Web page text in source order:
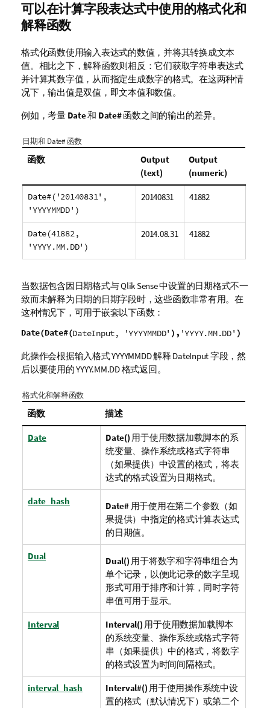
可以在计算字段表达式中使用的格式化和
解释函数
格式化函数使用输入表达式的数值，并将其转换成文本
值。相比之下，解释函数则相反：它们获取字符串表达式
并计算其数字值，从而指定生成数字的格式。在这两种情
况下，输出值是双值，即文本值和数值。
例如，考量 Date和 Date#函数之间的输出的差异。
日期和 Date# 函数
函数
Output
(text)
Output
(numeric)
Date#('20140831',
'YYYYMMDD')
20140831 41882
Date(41882,
'YYYY.MM.DD')
2014.08.31 41882
当数据包含因日期格式与Qlik Sense中设置的日期格式不一
致而未解释为日期的日期字段时，这些函数非常有用。在
这种情况下，可用于嵌套以下函数：
Date(Date#(DateInput, 'YYYYMMDD' ), 'YYYY.MM.DD' )
此操作会根据输入格式YYYYMMDD解释 DateInput字段，然
后以要使用的YYYY.MM.DD格式返回。
格式化和解释函数
函数 描述
Date Date() 用于使用数据加载脚本的系
统变量、操作系统或格式字符串
（如果提供）中设置的格式，将表
达式的格式设置为日期格式。
date_hash Date#用于使用在第二个参数（如
果提供）中指定的格式计算表达式
的日期值。
Dual Dual() 用于将数字和字符串组合为
单个记录，以便此记录的数字呈现
形式可用于排序和计算，同时字符
串值可用于显示。
Interval Interval() 用于使用数据加载脚本
的系统变量、操作系统或格式字符
串（如果提供）中的格式，将数字
的格式设置为时间间隔格式。
interval_hash Interval#() 用于使用操作系统中设
置的格式（默认情况下）或第二个